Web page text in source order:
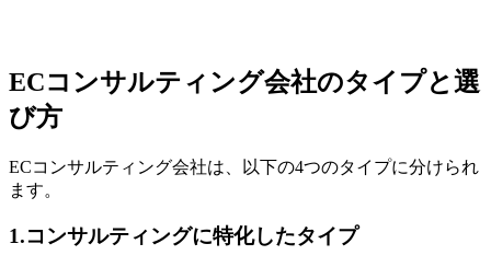
ECコンサルティング会社のタイプと選
び方
ECコンサルティング会社は、以下の4つのタイプに分けられ
ます。
1.コンサルティングに特化したタイプ